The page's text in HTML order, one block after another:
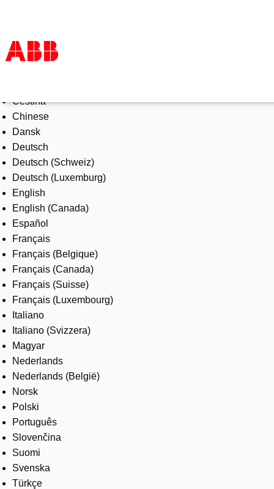
Products & Solutions
Industries
Services
About us
Where to buy
Contact us
Careers
Čeština
Chinese
Dansk
Deutsch
Deutsch (Schweiz)
Deutsch (Luxemburg)
English
English (Canada)
Español
Français
Français (Belgique)
Français (Canada)
Français (Suisse)
Français (Luxembourg)
Italiano
Italiano (Svizzera)
Magyar
Nederlands
Nederlands (België)
Norsk
Polski
Português
Slovenčina
Suomi
Svenska
Türkçe